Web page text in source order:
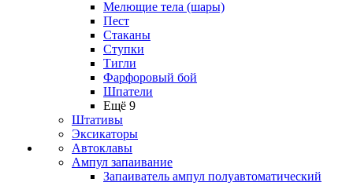
Мелющие тела (шары)
Пест
Стаканы
Ступки
Тигли
Фарфоровый бой
Шпатели
Ещё 9
Штативы
Эксикаторы
Автоклавы
Ампул запаивание
Запаиватель ампул полуавтоматический